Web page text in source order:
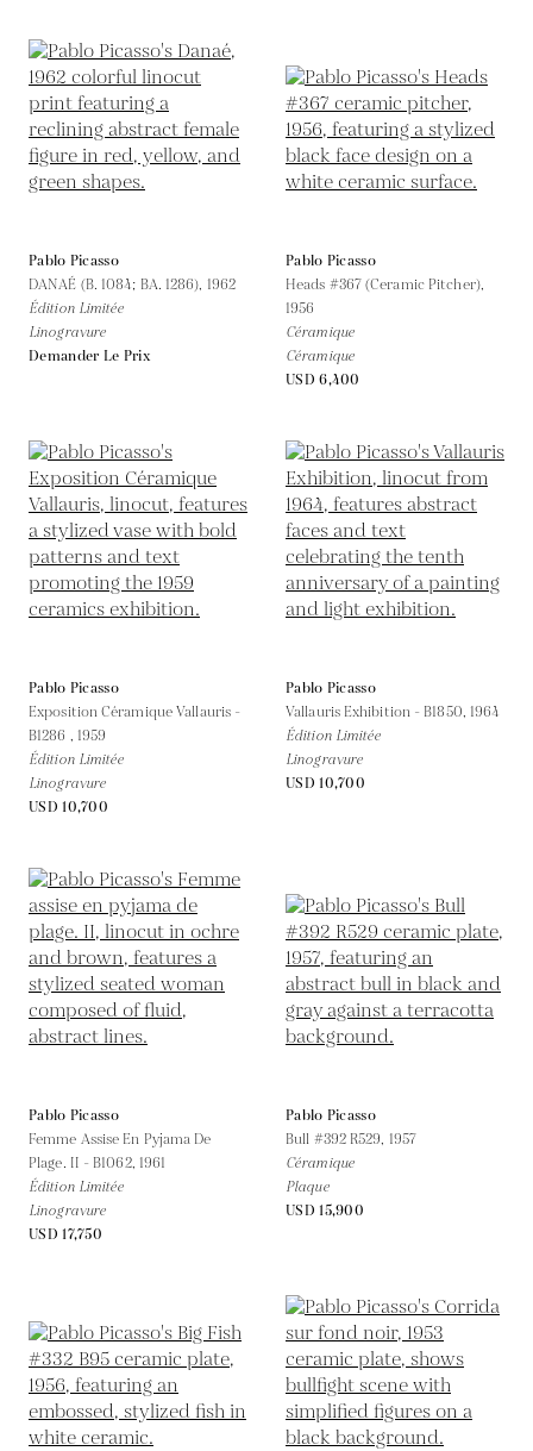
Pablo Picasso
DANAÉ (B. 1084; BA. 1286), 1962
Édition Limitée
Linogravure
Demander Le Prix
Pablo Picasso
Heads #367 (Ceramic Pitcher),
1956
Céramique
Céramique
USD 6,400
Pablo Picasso
Exposition Céramique Vallauris -
B1286 , 1959
Édition Limitée
Linogravure
USD 10,700
Pablo Picasso
Vallauris Exhibition - B1850, 1964
Édition Limitée
Linogravure
USD 10,700
Pablo Picasso
Femme Assise En Pyjama De
Plage. II - B1062, 1961
Édition Limitée
Linogravure
USD 17,750
Pablo Picasso
Bull #392 R529, 1957
Céramique
Plaque
USD 15,900